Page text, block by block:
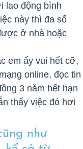
lao động bình
này thì đa số
ở nhà hoặc
em ấy vui hết cỡ,
online, đọc tin
3 năm hết hạn
thấy việc đó hơi
như